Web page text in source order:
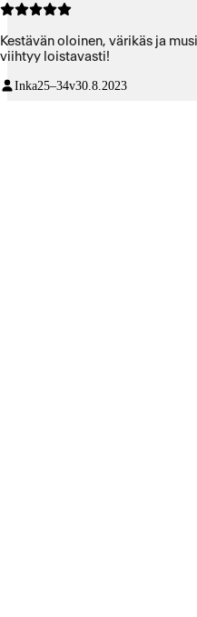
Kestävän oloinen, värikäs ja
viihtyy loistavasti!
Inka25–34v30.8.2023